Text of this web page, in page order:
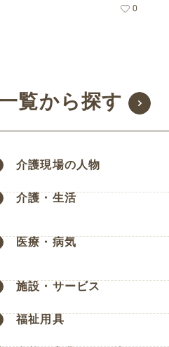
0
覧から探す
介護現場の人物
介護・生活
医療・病気
施設・サービス
福祉用具